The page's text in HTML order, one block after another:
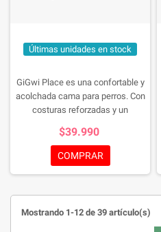
Últimas unidades en stock
GiGwi Place es una confortable y
acolchada cama para perros. Con
costuras reforzadas y un
de colores. Fabricada en
materiales de gran calidad y
lavable en lavadora. Con cómodos
por la casa
$39.990
COMPRAR
Mostrando 1-12 de 39 artículo(s)